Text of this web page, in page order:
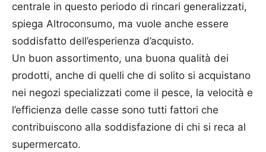
centrale in questo periodo di rincari generalizzati,
spiega Altroconsumo, ma vuole anche essere
soddisfatto dell’esperienza d’acquisto.
Un buon assortimento, una buona qualità dei
prodotti, anche di quelli che di solito si acquistano
nei negozi specializzati come il pesce, la velocità e
l’efficienza delle casse sono tutti fattori che
contribuiscono alla soddisfazione di chi si reca al
supermercato.